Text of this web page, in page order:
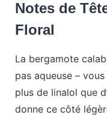
Notes de
Floral
La bergamote
pas aqueuse –
plus de linalol que
donne ce côté